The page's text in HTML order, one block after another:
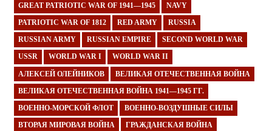
GREAT PATRIOTIC WAR OF 1941—1945 NAVY
PATRIOTIC WAR OF 1812 RED ARMY RUSSIA
RUSSIAN ARMY RUSSIAN EMPIRE SECOND WORLD WAR
USSR WORLD WAR I WORLD WAR II
АЛЕКСЕЙ ОЛЕЙНИКОВ ВЕЛИКАЯ ОТЕЧЕСТВЕННАЯ ВОЙНА
ВЕЛИКАЯ ОТЕЧЕСТВЕННАЯ ВОЙНА 1941—1945 ГГ.
ВОЕННО-МОРСКОЙ ФЛОТ ВОЕННО-ВОЗДУШНЫЕ СИЛЫ
ВТОРАЯ МИРОВАЯ ВОЙНА ГРАЖДАНСКАЯ ВОЙНА